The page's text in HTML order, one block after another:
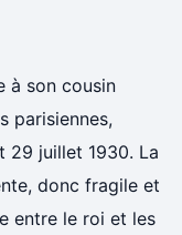
à son cousin
parisiennes,
29 juillet 1930. La
donc fragile et
entre le roi et les